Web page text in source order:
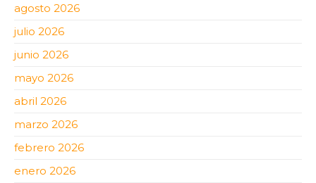
agosto 2026
julio 2026
junio 2026
mayo 2026
abril 2026
marzo 2026
febrero 2026
enero 2026